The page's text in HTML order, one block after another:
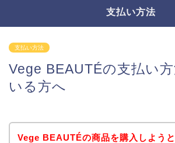
支払い方法
支払い方法
Vege BEAUTÉの支払い
いる方へ
Vege BEAUTÉの商品を購入しよう